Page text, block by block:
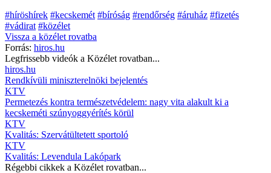
#híröshírek #kecskemét #bíróság #rendőrség #áruház #fizetés
#vádirat #közélet
Vissza a közélet rovatba
Forrás: hiros.hu
Legfrissebb videók a Közélet rovatban...
hiros.hu
Rendkívüli miniszterelnöki bejelentés
KTV
Permetezés kontra természetvédelem: nagy vita alakult ki a
kecskeméti szúnyoggyérítés körül
KTV
Kvalitás: Szervátültetett sportoló
KTV
Kvalitás: Levendula Lakópark
Régebbi cikkek a Közélet rovatban...